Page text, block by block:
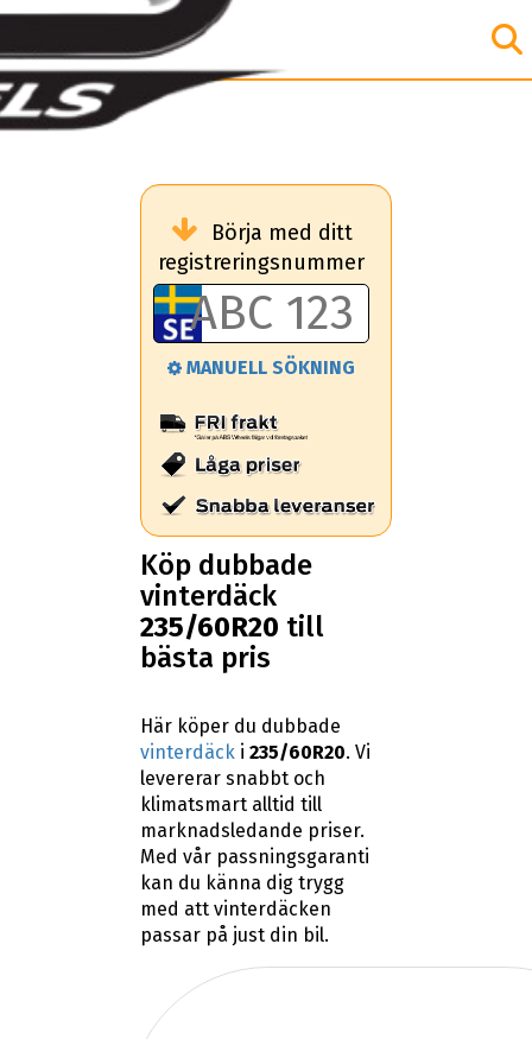
Börja med ditt
registreringsnummer
MANUELL SÖKNING
Köp dubbade
vinterdäck
235/60R20 till
bästa pris
Här köper du dubbade
vinterdäcki 235/60R20. Vi
levererar snabbt och
klimatsmart alltid till
marknadsledande priser.
Med vår passningsgaranti
kan du känna dig trygg
med att vinterdäcken
passar på just din bil.